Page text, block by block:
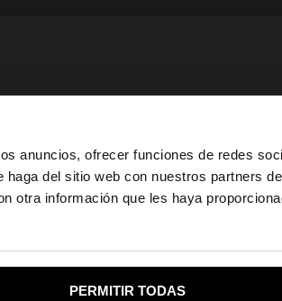
anuncios, ofrecer funciones de redes
del sitio web con nuestros partners de
otra información que les haya
PERMITIR TODAS
×
United States?
Sí, llévame a United States
Carteras
Accesorios